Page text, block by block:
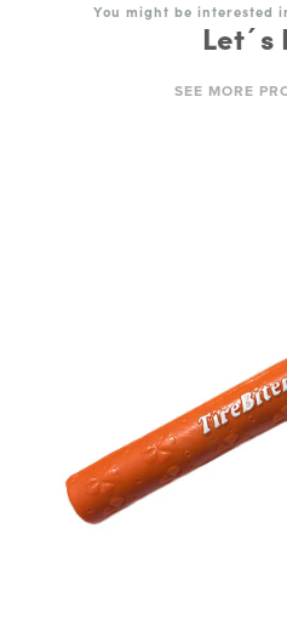
You might be interested
Let´s
SEE MORE